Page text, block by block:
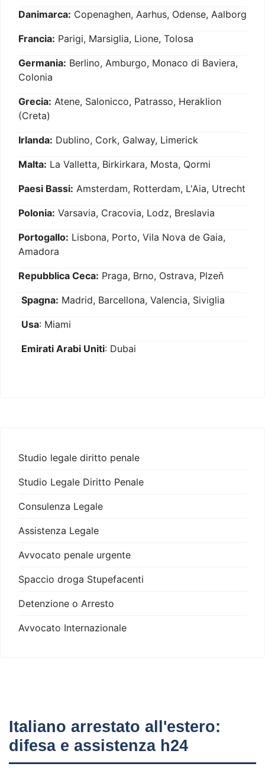
Danimarca: Copenaghen, Aarhus, Odense, Aalborg
Francia: Parigi, Marsiglia, Lione, Tolosa
Germania: Berlino, Amburgo, Monaco di Baviera,
Colonia
Grecia: Atene, Salonicco, Patrasso, Heraklion
(Creta)
Irlanda: Dublino, Cork, Galway, Limerick
Malta: La Valletta, Birkirkara, Mosta, Qormi
Paesi Bassi: Amsterdam, Rotterdam, L'Aia, Utrecht
Polonia: Varsavia, Cracovia, Lodz, Breslavia
Portogallo: Lisbona, Porto, Vila Nova de Gaia,
Amadora
Repubblica Ceca: Praga, Brno, Ostrava, Plzeň
Spagna: Madrid, Barcellona, Valencia, Siviglia
Usa: Miami
Emirati Arabi Uniti: Dubai
Studio legale diritto penale
Studio Legale Diritto Penale
Consulenza Legale
Assistenza Legale
Avvocato penale urgente
Spaccio droga Stupefacenti
Detenzione o Arresto
Avvocato Internazionale
Italiano arrestato all'estero:
difesa e assistenza h24